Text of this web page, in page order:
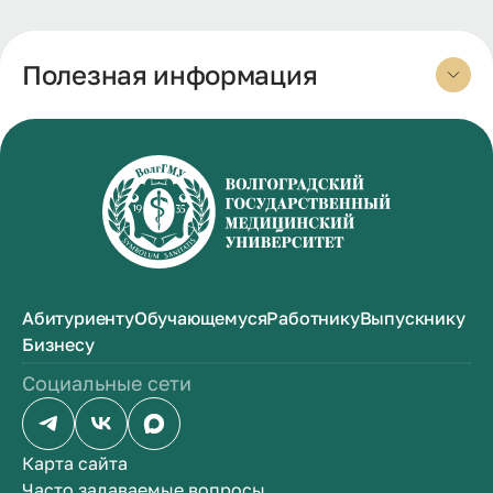
Полезная информация
АбитуриентуОбучающемусяРаботникуВыпускнику
Бизнесу
Социальные сети
Карта сайта